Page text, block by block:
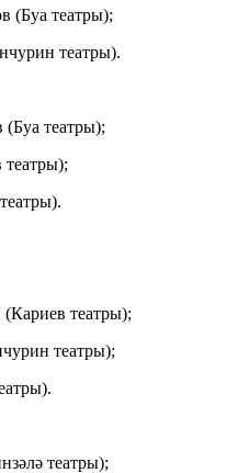
(Буа театры);
театры).
театры);
театры);
театры);
театры);